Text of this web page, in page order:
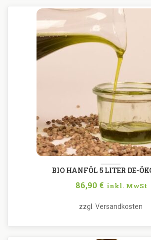
zzgl. Versandkosten
BIO HANFÖL 5 LITER DE-
86,90 € inkl. MwSt